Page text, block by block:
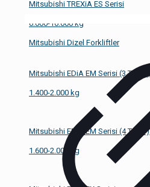
Mitsubishi TREXiA ES Serisi
6.000-10.000 kg
Mitsubishi Dizel Forkliftler
Mitsubishi EDiA EM Serisi (3 Teker)
1.400-2.000 kg
Mitsubishi EDiA EM Serisi (4 Teker)
1.600-2.000 kg